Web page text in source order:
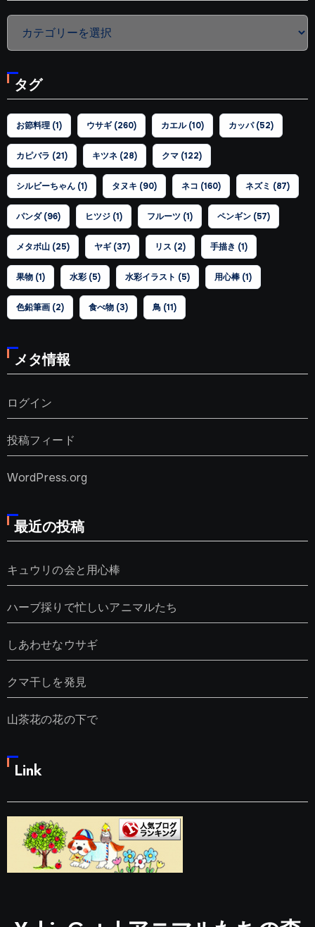
カ
リ
ー
タグ
お節料理(1) ウサギ(260) カエル(10) カッパ(52)
カピバラ (21) キツネ(28) クマ(122)
シルビーちゃん(1) タヌキ (90) ネコ (160) ネズミ (87)
パンダ(96) ヒツジ(1) フルーツ(1) ペンギン(57)
メタボ山(25) ヤギ(37) リス (2) 手描き (1)
果物(1) 水彩(5) 水彩イラスト (5) 用心棒(1)
色鉛筆画(2) 食べ物(3) 鳥(11)
メタ情報
ログイン
投稿フィード
WordPress.org
最近の投稿
キュウリの会と用心棒
ハーブ採りで忙しいアニマルたち
しあわせなウサギ
クマ干しを発見
山茶花の花の下で
Link